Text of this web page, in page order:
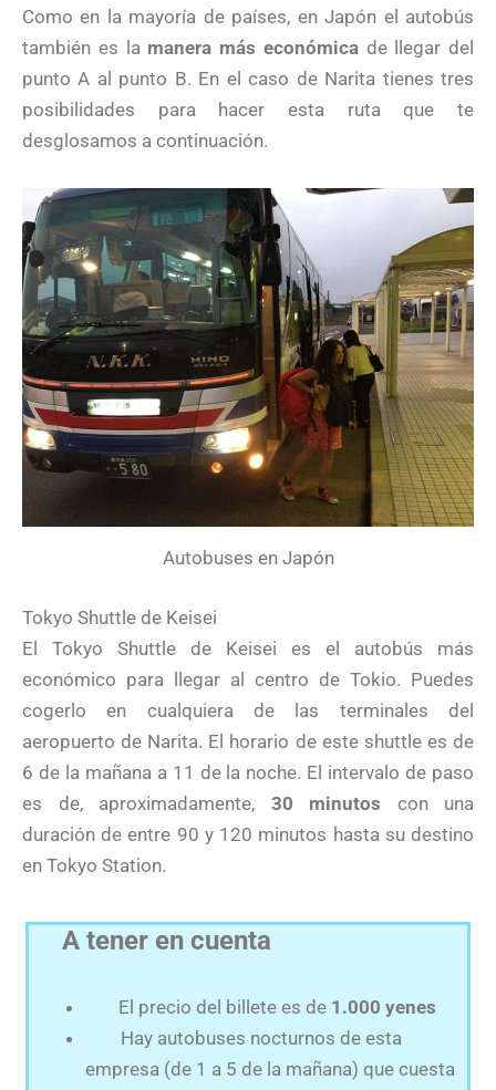
Como en la mayoría de países, en Japón el autobús
también es la manera más económicade llegar del
punto A al punto B. En el caso de Narita tienes tres
posibilidades para hacer esta ruta que te
desglosamos a continuación.
Autobuses en Japón
Tokyo Shuttle de Keisei
El Tokyo Shuttle de Keisei es el autobús más
económico para llegar al centro de Tokio. Puedes
cogerlo en cualquiera de las terminales del
aeropuerto de Narita. El horario de este shuttle es de
6 de la mañana a 11 de la noche. El intervalo de paso
es de, aproximadamente, 30 minutos con una
duración de entre 90 y 120 minutos hasta su destino
en Tokyo Station.
A tener en cuenta
El precio del billete es de 1.000 yenes
Hay autobuses nocturnos de esta
empresa (de 1 a 5 de la mañana) que cuesta